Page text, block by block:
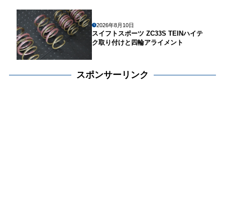
2026年8月10日
スイフトスポーツ ZC33S TEINハイテ
ク取り付けと四輪アライメント
スポンサーリンク